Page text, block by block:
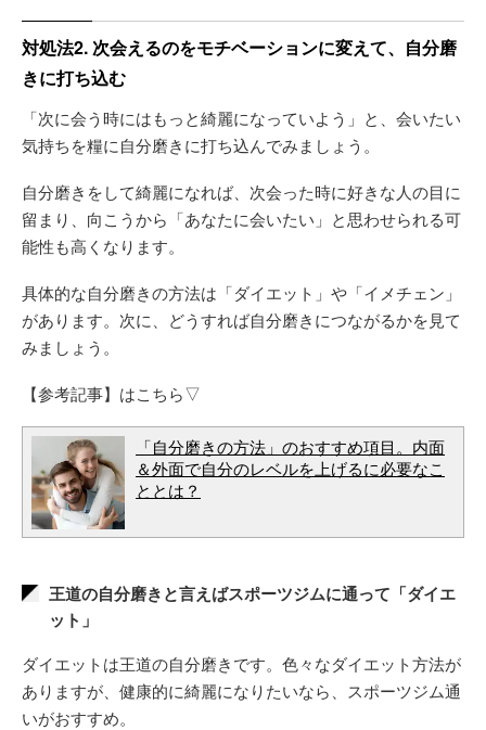
対処法2. 次会えるのをモチベーションに変えて、自分磨
きに打ち込む
「次に会う時にはもっと綺麗になっていよう」と、会いたい
気持ちを糧に自分磨きに打ち込んでみましょう。
自分磨きをして綺麗になれば、次会った時に好きな人の目に
留まり、向こうから「あなたに会いたい」と思わせられる可
能性も高くなります。
具体的な自分磨きの方法は「ダイエット」や「イメチェン」
があります。次に、どうすれば自分磨きにつながるかを見て
みましょう。
【参考記事】はこちら▽
「自分磨きの方法」のおすすめ項目。内面
＆外面で自分のレベルを上げるに必要なこ
ととは？
王道の自分磨きと言えばスポーツジムに通って「ダイエ
ット」
ダイエットは王道の自分磨きです。色々なダイエット方法が
ありますが、健康的に綺麗になりたいなら、スポーツジム通
いがおすすめ。